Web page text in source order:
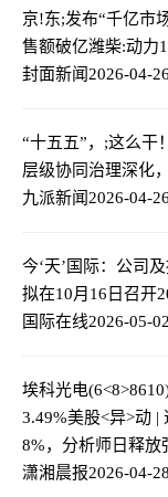
京!东;发布“千亿市
售额破亿潍柴:动力
封面新闻2026-04-
“十五五”，;这么干
层级协同治理深化
九派新闻2026-04-
今‘天’国际：公司
拟在10月16日召开
国际在线2026-05-
埃科光电
3.49%美股<异>动 |
8%，分析师日释放
潇湘晨报2026-04-